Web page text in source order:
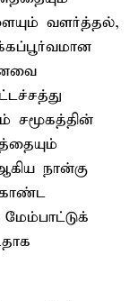
வளர்த்தல்,
சமூகத்தின்
நான்கு